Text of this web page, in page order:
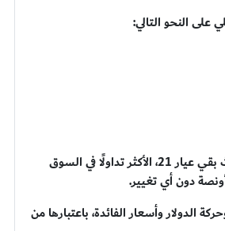
النحو التالي:
ويظهر رصد الأسعار أن الذهب حافظ على استقراره مقارنة بتعاملات أمس، حيث بقي عيار 21، الأكثر تداولًا في السوق
وأسعار الفائدة، باعتبارها من